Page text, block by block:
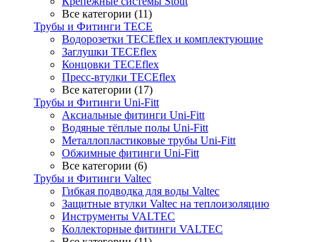
Все категории (11)
Трубы и Фитинги TECE
Водорозетки TECEflex и комплектующие
Заглушки TECEflex
Концовки TECEflex
Пресс-втулки TECEflex
Все категории (17)
Трубы и Фитинги Uni-Fitt
Аксиальные фитинги Uni-Fitt
Водяные тёплые полы Uni-Fitt
Металлопластиковые трубы Uni-Fitt
Обжимные фитинги Uni-Fitt
Все категории (6)
Трубы и Фитинги Valtec
Гибкая подводка для воды Valtec
Защитные втулки Valtec на теплоизоляцию
Инструменты VALTEC
Коллекторные фитинги VALTEC